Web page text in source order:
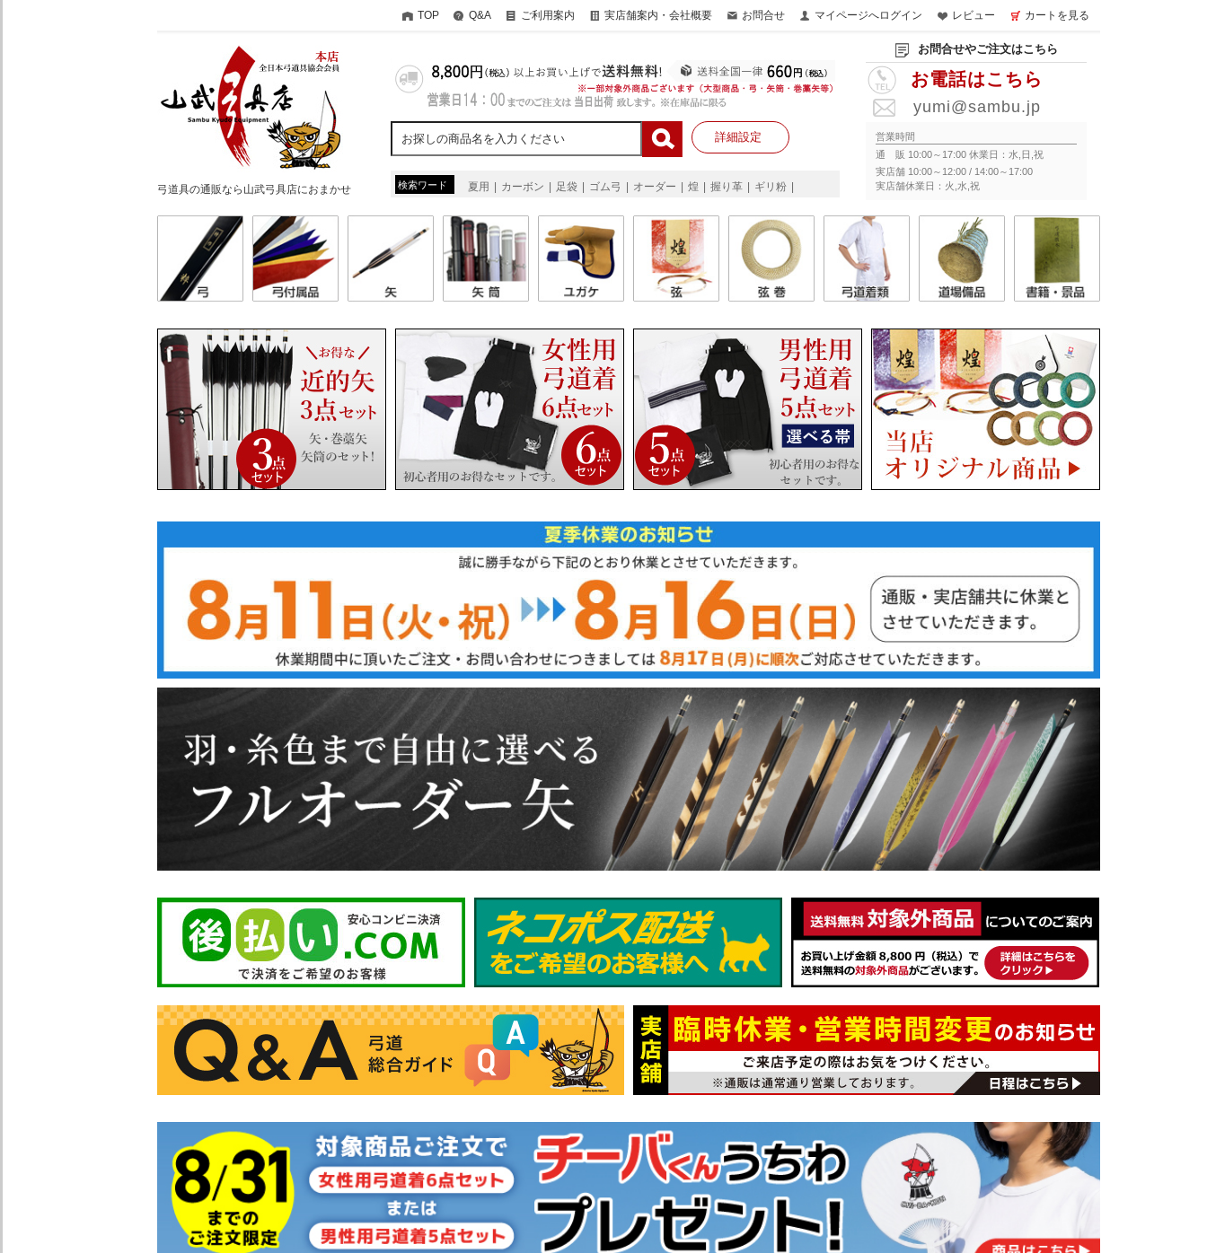
TOP Q&A ご利用案内 実店舗案内・会社概要 お問合せ マイページへログイン レビュー カートを見る
弓道具の通販なら山武弓具店におまかせ
詳細設定
検索ワード 夏用 カーボン 足袋 ゴム弓 オーダー 煌 握り革 ギリ粉
お問合せやご注文はこちら
お電話はこちら
yumi@sambu.jp
営業時間
通 販 10:00～17:00 休業日：水,日,祝
実店舗 10:00～12:00 / 14:00～17:00
実店舗休業日：火,水,祝